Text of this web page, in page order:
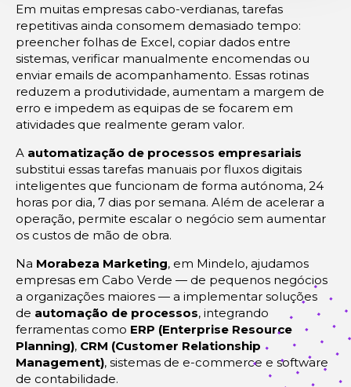
Em muitas empresas cabo-verdianas, tarefas
repetitivas ainda consomem demasiado tempo:
preencher folhas de Excel, copiar dados entre
sistemas, verificar manualmente encomendas ou
enviar emails de acompanhamento. Essas rotinas
reduzem a produtividade, aumentam a margem de
erro e impedem as equipas de se focarem em
atividades que realmente geram valor.
A automatização de processos empresariais
substitui essas tarefas manuais por fluxos digitais
inteligentes que funcionam de forma autónoma, 24
horas por dia, 7 dias por semana. Além de acelerar a
operação, permite escalar o negócio sem aumentar
os custos de mão de obra.
Na Morabeza Marketing, em Mindelo, ajudamos
empresas em Cabo Verde — de pequenos negócios
a organizações maiores — a implementar soluções
de automação de processos, integrando
ferramentas como ERP (Enterprise Resource
Planning), CRM (Customer Relationship
Management), sistemas de e-commerce e software
de contabilidade.